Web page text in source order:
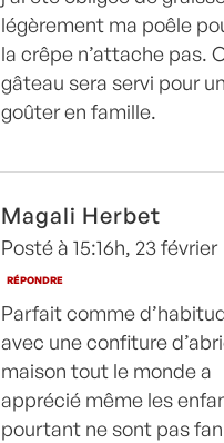
légèrement ma poêle
la crêpe n’attache pas.
gâteau sera servi pour un
goûter en famille.
Magali Herbet
Posté à 15:16h, 23 février
RÉPONDRE
Parfait comme
avec une confiture
maison tout le monde a
apprécié même les
pourtant ne sont pas